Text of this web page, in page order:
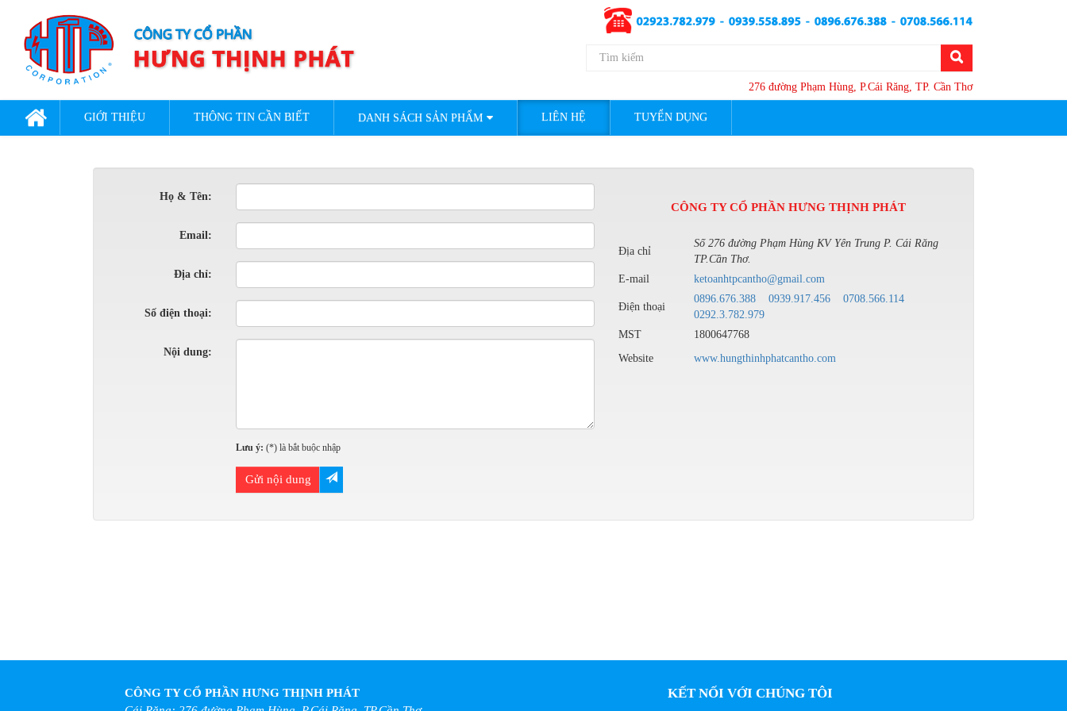
276 đường Phạm Hùng, P.Cái Răng, TP. Cần Thơ
GIỚI THIỆU THÔNG TIN CẦN BIẾT DANH SÁCH SẢN PHẨM LIÊN HỆ TUYỂN DỤNG
Họ & Tên:
Email:
Địa chỉ:
Số điện thoại:
Nội dung:
Lưu ý:(*) là bắt buộc nhập
Gửi nội dung
CÔNG TY CỔ PHẦN HƯNG THỊNH PHÁT
Địa chỉ
Số 276 đường Phạm Hùng KV Yên Trung P. Cái Răng
TP.Cần Thơ.
E-mail
ketoanhtpcantho@gmail.com
Điện thoại
0896.676.388 0939.917.456
0708.566.114
0292.3.782.979
MST
1800647768
Website
www.hungthinhphatcantho.com
CÔNG TY CỔ PHẦN HƯNG THỊNH PHÁT
KẾT NỐI VỚI CHÚNG TÔI